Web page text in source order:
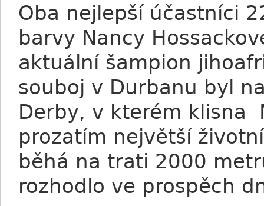
Oba nejlepší účastníci
barvy Nancy
aktuální šampion
souboj v Durbanu byl
Derby, v kterém klisna
prozatím největší
běhá na trati 2000
rozhodlo ve prospěch